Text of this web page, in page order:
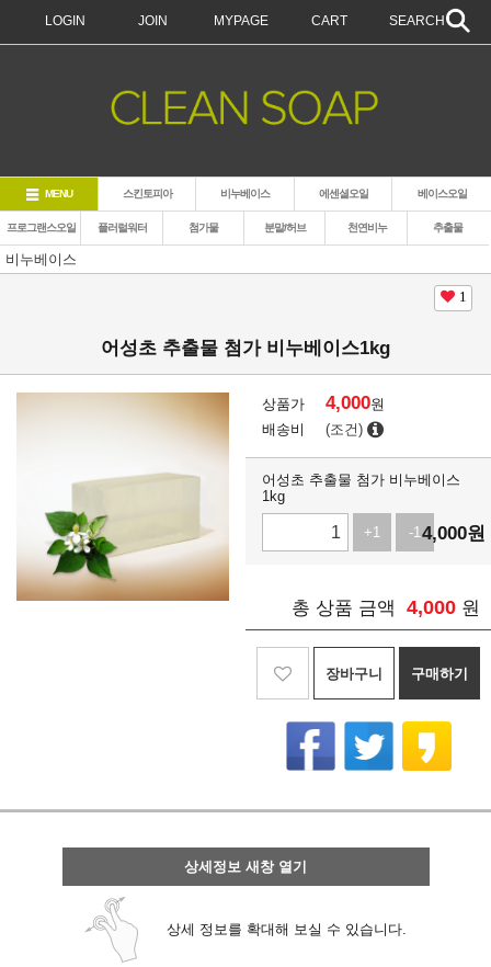
LOGIN JOIN MYPAGE CART SEARCH
MENU 스킨토피아 비누베이스 에센셜오일 베이스오일
프로그랜스오일 플러럴워터 첨가물 분말/허브 천연비누 추출물
비누베이스
1
어성초 추출물 첨가 비누베이스1kg
상품가 4,000원
배송비
(조건)
어성초 추출물 첨가 비누베이스
1kg
+1 -14,000원
총 상품 금액 4,000 원
장바구니 구매하기
상세정보 새창 열기
상세 정보를 확대해 보실 수 있습니다.